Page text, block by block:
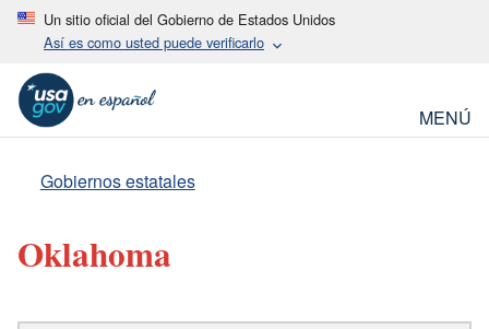
Un sitio oficial del Gobierno de Estados Unidos
Así es como usted puede verificarlo
MENÚ
Gobiernos estatales
Oklahoma